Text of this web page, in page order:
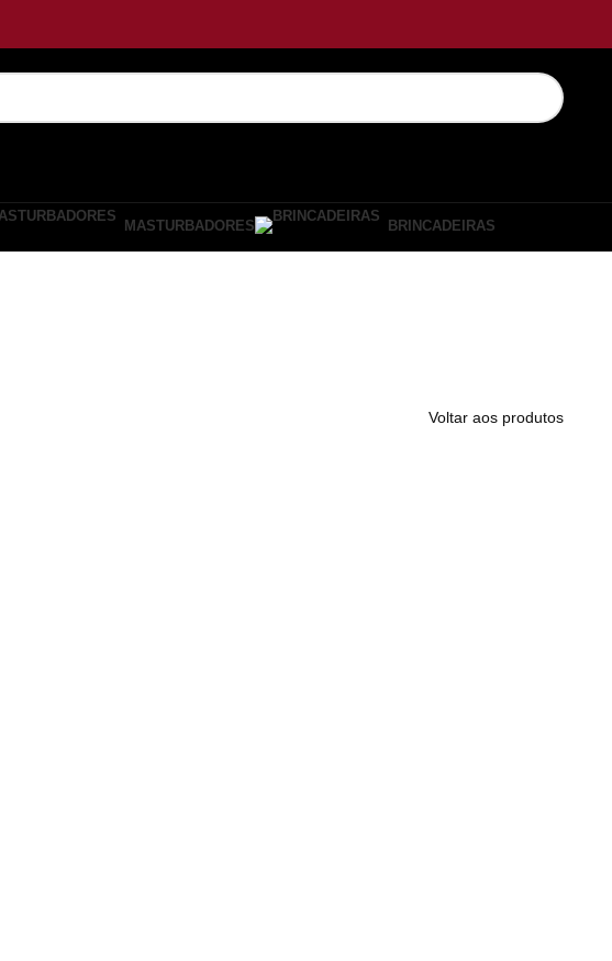
MASTURBADORES
BRINCADEIRAS
Voltar aos produtos